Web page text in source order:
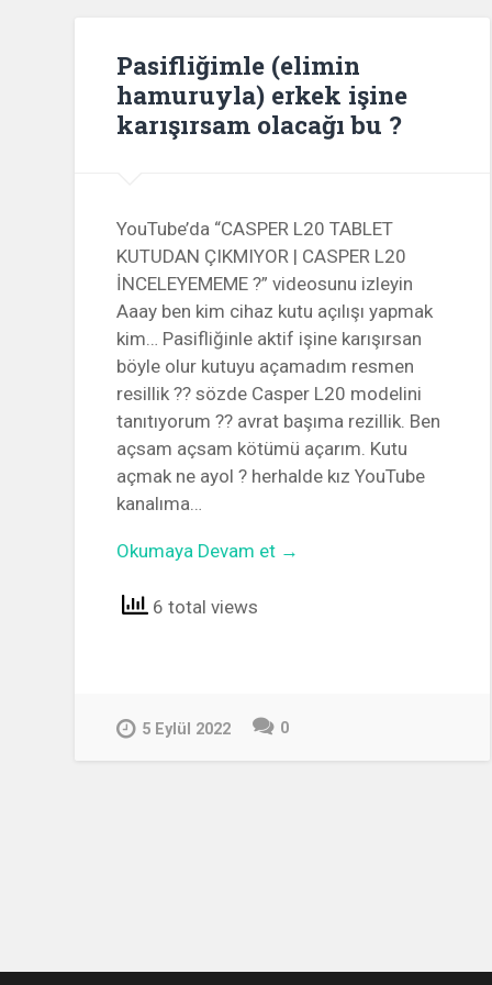
Pasifliğimle (elimin
hamuruyla) erkek işine
karışırsam olacağı bu ?
YouTube’da “CASPER L20 TABLET
KUTUDAN ÇIKMIYOR | CASPER L20
İNCELEYEMEME ?” videosunu izleyin
Aaay ben kim cihaz kutu açılışı yapmak
kim… Pasifliğinle aktif işine karışırsan
böyle olur kutuyu açamadım resmen
resillik ?? sözde Casper L20 modelini
tanıtıyorum ?? avrat başıma rezillik. Ben
açsam açsam kötümü açarım. Kutu
açmak ne ayol ? herhalde kız YouTube
kanalıma…
Okumaya Devam et →
6 total views
5 Eylül 2022 0